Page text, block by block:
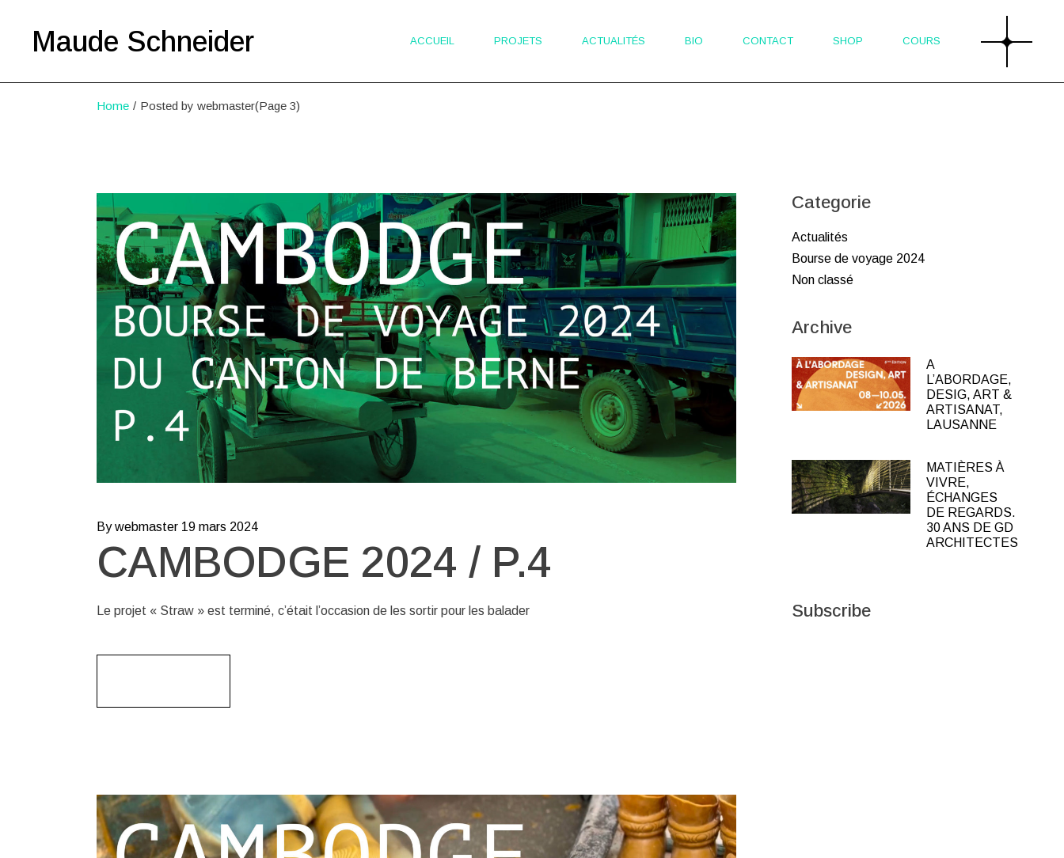
contentMaude Schneider ACCUEIL PROJETS ACTUALITÉS BIO CONTACT SHOP COURS
Home Posted by webmaster(Page 3)
By webmaster 19 mars 2024
CAMBODGE 2024 / P.4
Le projet « Straw » est terminé, c’était l’occasion de les sortir pour les balader
Categorie
Actualités
Bourse de voyage 2024
Non classé
Archive
A
L’ABORDAGE,
DESIG, ART &
ARTISANAT,
LAUSANNE
MATIÈRES À
VIVRE,
ÉCHANGES
DE REGARDS.
30 ANS DE GD
ARCHITECTES
Subscribe